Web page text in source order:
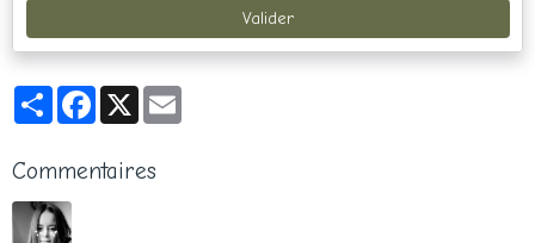
Valider
PartagerFacebook
X
Commentaires